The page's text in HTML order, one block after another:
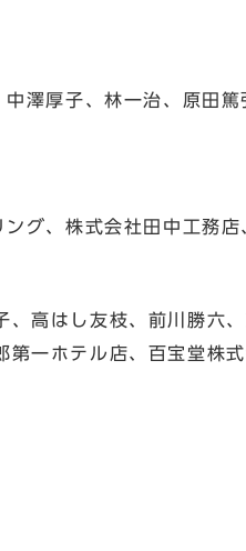
澤厚子、林一治、原田
グ、株式会社田中工務店
高はし友枝、前川勝六
一ホテル店、百宝堂株